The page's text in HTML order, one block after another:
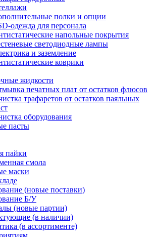
полки и опции
одежда для персонала
напольные покрытия
светодиодные лампы
и заземление
коврики
жидкости
печатных плат от остатков флюсов
трафаретов от остатков паяльных
оборудования
пасты
пайки
смола
маски
(новые поставки)
Б/У
(новые партии)
(в наличии)
(в ассортименте)